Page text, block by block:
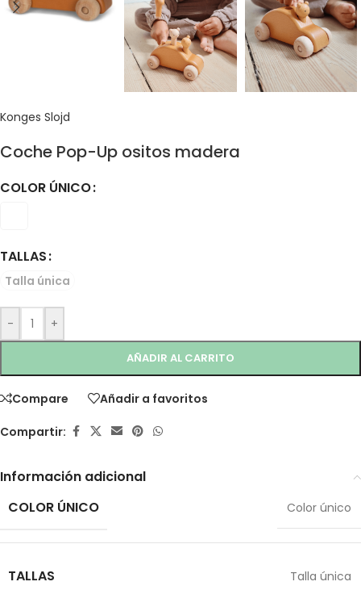
Konges Slojd
Coche Pop-Up ositos madera
COLOR ÚNICO
TALLAS
Talla única
- +
AÑADIR AL CARRITO
Compare Añadir a favoritos
Compartir:
Información adicional
COLOR ÚNICO
Color único
TALLAS Talla única